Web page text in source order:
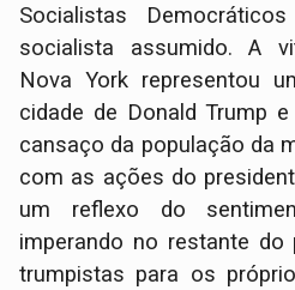
Socialistas
socialista assumido. A
Nova York representou
cidade de Donald Trump
cansaço da população da
com as ações do
um reflexo do
imperando no restante
trumpistas para os